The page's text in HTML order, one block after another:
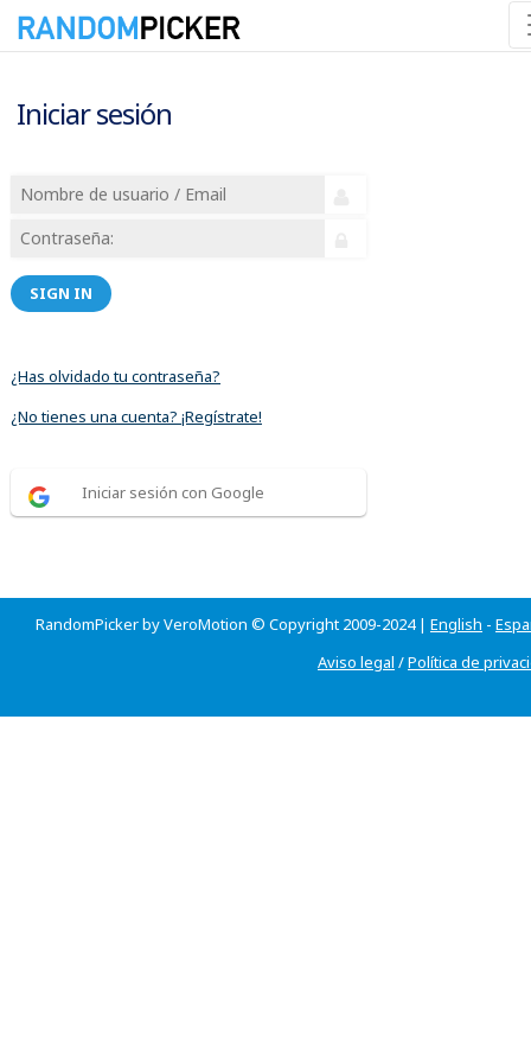
Iniciar sesión
SIGN IN
¿Has olvidado tu contraseña?
¿No tienes una cuenta? ¡Regístrate!
Iniciar sesión con Google
RandomPicker by VeroMotion © Copyright 2009-2024 | English -
Aviso legal /Política de